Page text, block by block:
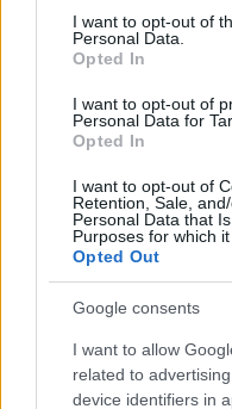
services and may gather
not limited to your visit or
grant or deny consent to
consent section.
I want to opt-out of
Personal Data.
Opted In
I want to opt-out of
Personal Data for
Opted In
I want to opt-out of
Retention, Sale,
Personal Data that
Purposes for which it
Opted Out
Google consents
I want to allow
related to
device identifiers in